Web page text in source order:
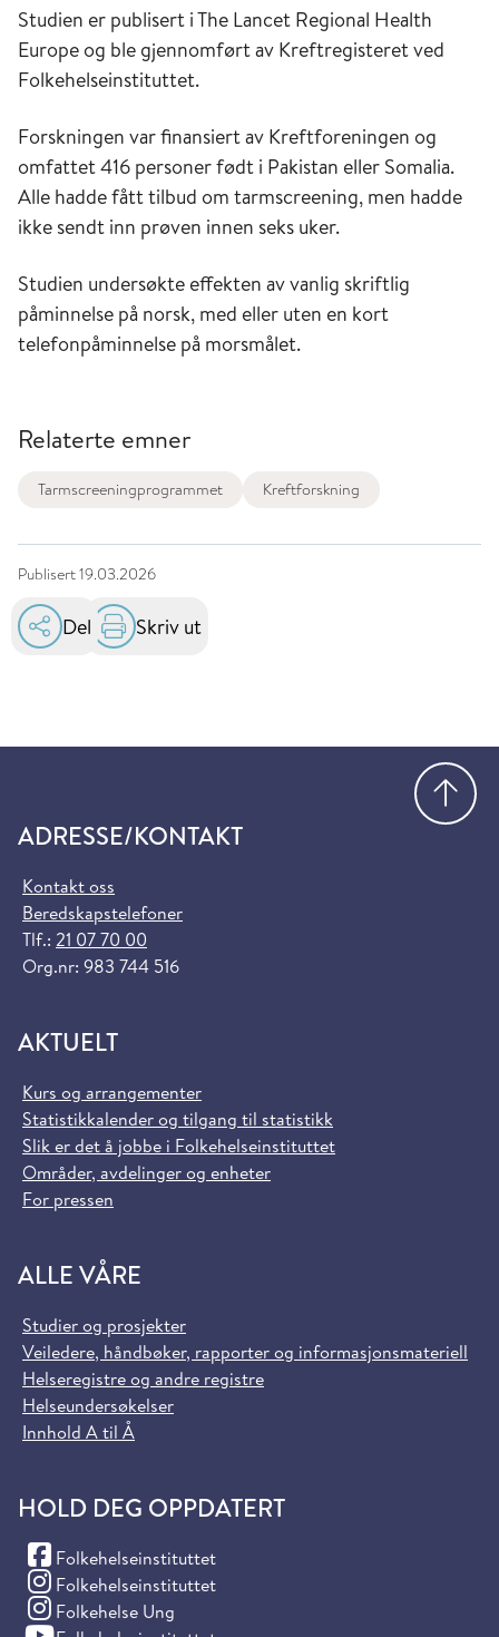
Studien er publisert i The Lancet Regional Health
Europe og ble gjennomført av Kreftregisteret ved
Folkehelseinstituttet.
Forskningen var finansiert av Kreftforeningen og
omfattet 416 personer født i Pakistan eller Somalia.
Alle hadde fått tilbud om tarmscreening, men hadde
ikke sendt inn prøven innen seks uker.
Studien undersøkte effekten av vanlig skriftlig
påminnelse på norsk, med eller uten en kort
telefonpåminnelse på morsmålet.
Relaterte emner
Tarmscreeningprogrammet Kreftforskning
Publisert19.03.2026
Del Skriv ut
ADRESSE/KONTAKT
Kontakt oss
Beredskapstelefoner
Tlf.: 21 07 70 00
Org.nr: 983 744 516
AKTUELT
Kurs og arrangementer
Statistikkalender og tilgang til statistikk
Slik er det å jobbe i Folkehelseinstituttet
Områder, avdelinger og enheter
For pressen
ALLE VÅRE
Studier og prosjekter
Veiledere, håndbøker, rapporter og informasjonsmateriell
Helseregistre og andre registre
Helseundersøkelser
Innhold A til Å
HOLD DEG OPPDATERT
Folkehelseinstituttet
(Facebook)
Folkehelseinstituttet
(Instagram)
Folkehelse Ung
(Instagram)